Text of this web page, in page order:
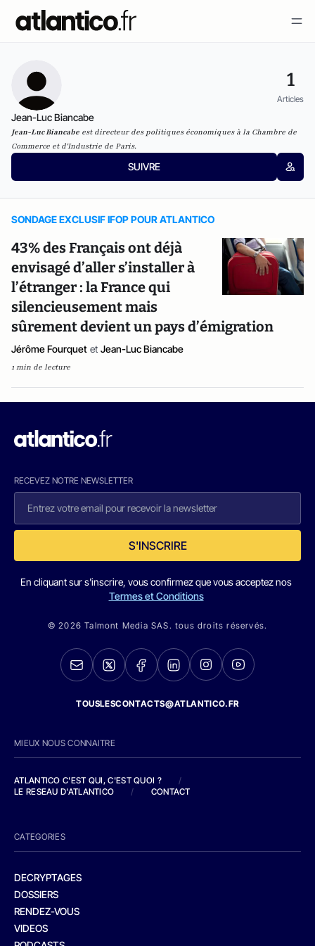
1
Articles
Jean-Luc Biancabe
Jean-Luc Biancabe est directeur des politiques économiques à la Chambre de
Commerce et d'Industrie de Paris.
SUIVRE
SONDAGE EXCLUSIF IFOP POUR ATLANTICO
43% des Français ont déjà
envisagé d’aller s’installer à
l’étranger : la France qui
silencieusement mais
sûrement devient un pays d’émigration
Jérôme Fourquet et Jean-Luc Biancabe
1 min de lecture
RECEVEZ NOTRE NEWSLETTER
S'INSCRIRE
En cliquant sur s'inscrire, vous confirmez que vous acceptez nos
Termes et Conditions
© 2026 Talmont Media SAS. tous droits réservés.
TOUSLESCONTACTS@ATLANTICO.FR
MIEUX NOUS CONNAITRE
ATLANTICO C'EST QUI, C'EST QUOI ?
/
LE RESEAU D'ATLANTICO
/ CONTACT
CATEGORIES
DECRYPTAGES
DOSSIERS
RENDEZ-VOUS
VIDEOS